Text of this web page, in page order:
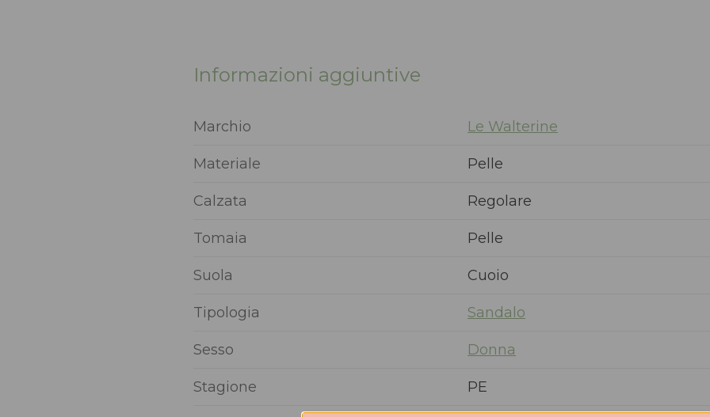
Informazioni aggiuntive
Marchio Le Walterine
Materiale Pelle
Calzata Regolare
Tomaia Pelle
Suola Cuoio
Tipologia Sandalo
Sesso Donna
Stagione PE